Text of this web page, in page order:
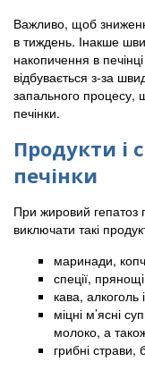
Важливо, щоб
в тиждень. Інакше
накопичення в
відбувається з-за
запального процесу,
печінки.
Продукти і
печінки
При жировий гепатоз
виключати такі
маринади,
спеції,
кава, алкоголь
міцні м’ясні
молоко, а
грибні страви,